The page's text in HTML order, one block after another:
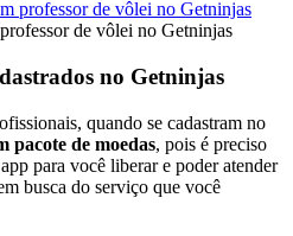
de vôlei no Getninjas
no Getninjas
quando se cadastram no
pacote de moedas, pois é preciso
para você liberar e poder atender
busca do serviço que você